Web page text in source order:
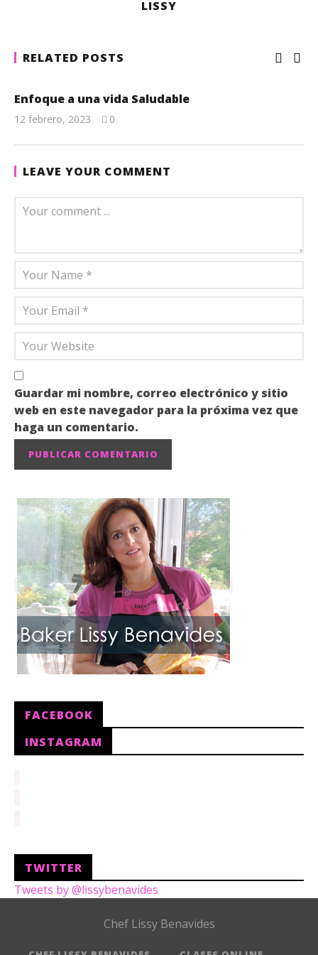
LISSY
RELATED POSTS
Enfoque a una vida Saludable
12 febrero, 2023
0
LEAVE YOUR COMMENT
Guardar mi nombre, correo electrónico y sitio
web en este navegador para la próxima vez que
haga un comentario.
FACEBOOK
INSTAGRAM
TWITTER
Tweets by @lissybenavides
Chef Lissy Benavides